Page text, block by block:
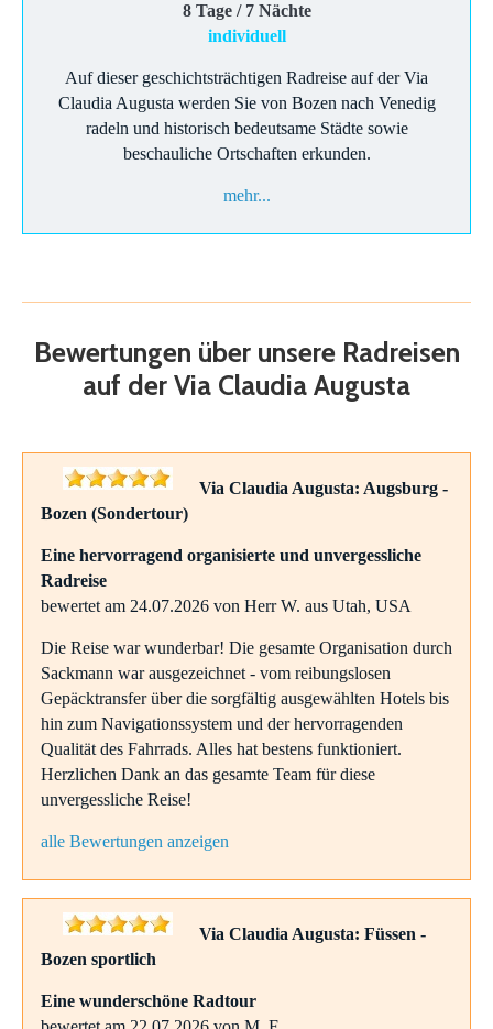
8 Tage / 7 Nächte
individuell
Auf dieser geschichtsträchtigen Radreise auf der Via
Claudia Augusta werden Sie von Bozen nach Venedig
radeln und historisch bedeutsame Städte sowie
beschauliche Ortschaften erkunden.
mehr...
Bewertungen über unsere Radreisen
auf der Via Claudia Augusta
Via Claudia Augusta: Augsburg -
Bozen (Sondertour)
Eine hervorragend organisierte und unvergessliche
Radreise
bewertet am 24.07.2026 von Herr W. aus Utah, USA
Die Reise war wunderbar! Die gesamte Organisation durch
Sackmann war ausgezeichnet - vom reibungslosen
Gepäcktransfer über die sorgfältig ausgewählten Hotels bis
hin zum Navigationssystem und der hervorragenden
Qualität des Fahrrads. Alles hat bestens funktioniert.
Herzlichen Dank an das gesamte Team für diese
unvergessliche Reise!
alle Bewertungen anzeigen
Via Claudia Augusta: Füssen -
Bozen sportlich
Eine wunderschöne Radtour